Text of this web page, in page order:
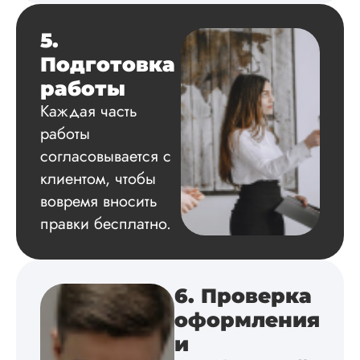
Грамотно
структуру, список
литературы,
приложения,
поставили ссылки
все
литературные
источники.
Уникальность
читается
на одном дыхании.
Евгений
Вид работы:
5.
Подготовка
работы
Каждая часть
работы
согласовывается с
клиентом, чтобы
вовремя вносить
правки бесплатно.
6. Проверка
оформления
и